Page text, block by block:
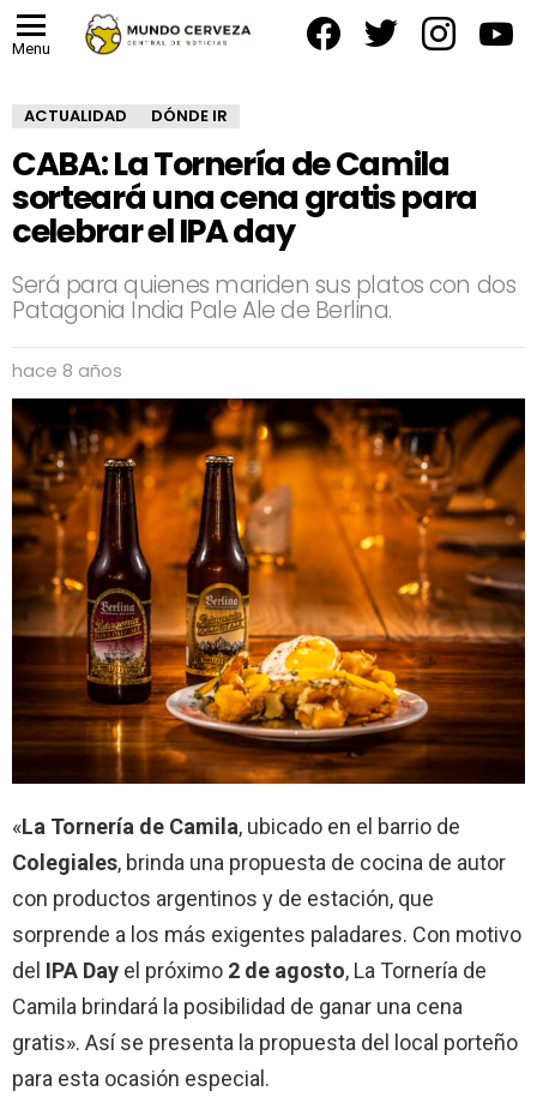
Menu
ACTUALIDAD DÓNDE IR
CABA: La Tornería de Camila
sorteará una cena gratis para
celebrar el IPA day
Será para quienes mariden sus platos con dos
Patagonia India Pale Ale de Berlina.
hace 8 años
«La Tornería de Camila, ubicado en el barrio de
Colegiales, brinda una propuesta de cocina de autor
con productos argentinos y de estación, que
sorprende a los más exigentes paladares. Con motivo
del IPA Day el próximo 2 de agosto, La Tornería de
Camila brindará la posibilidad de ganar una cena
gratis». Así se presenta la propuesta del local porteño
para esta ocasión especial.